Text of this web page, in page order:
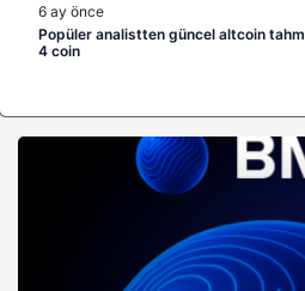
6 ay önce
Popüler analistten güncel altcoin
4 coin